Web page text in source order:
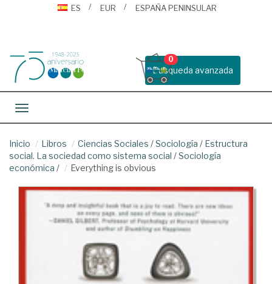
ES
EUR ESPAÑA PENINSULAR
Busqueda avanzada
0
Toggle navigation
Inicio Libros Ciencias Sociales /Sociología / Estructura
social. La sociedad como sistema social /Sociología
económica / Everything is obvious